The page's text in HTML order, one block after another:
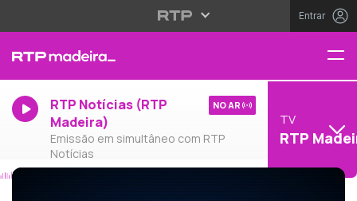
Entrar
RTP Notícias (RTP
Madeira)
Emissão em simultâneo com RTP
Notícias
NO AR
TV
RTP